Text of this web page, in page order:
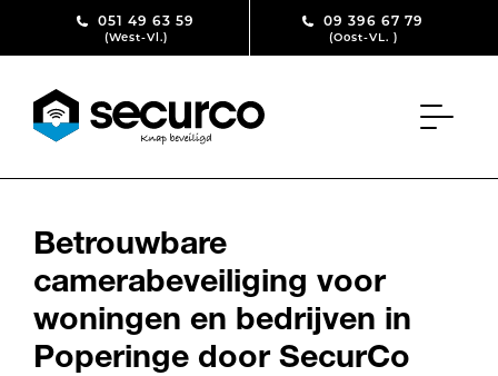
Skip to content051 49 63 59
(West-Vl.)
09 396 67 79
(Oost-VL. )
Betrouwbare
camerabeveiliging voor
woningen en bedrijven in
Poperinge door SecurCo